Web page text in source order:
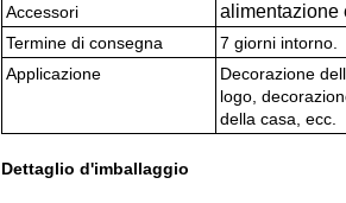
Accessori
alimentazione
Termine di consegna
7 giorni intorno.
Applicazione
Decorazione
logo,
della casa, ecc.
Dettaglio d'imballaggio